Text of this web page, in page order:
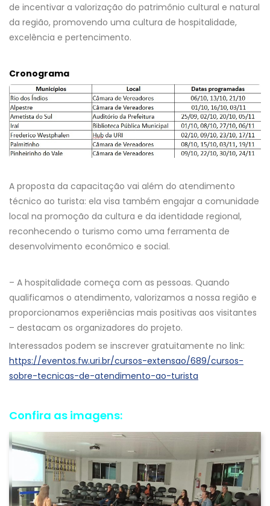
de incentivar a valorização do patrimônio cultural e natural
da região, promovendo uma cultura de hospitalidade,
excelência e pertencimento.
Cronograma
A proposta da capacitação vai além do atendimento
técnico ao turista: ela visa também engajar a comunidade
local na promoção da cultura e da identidade regional,
reconhecendo o turismo como uma ferramenta de
desenvolvimento econômico e social.
– A hospitalidade começa com as pessoas. Quando
qualificamos o atendimento, valorizamos a nossa região e
proporcionamos experiências mais positivas aos visitantes
– destacam os organizadores do projeto.
Interessados podem se inscrever gratuitamente no link:
https://eventos.fw.uri.br/cursos-extensao/689/cursos-
sobre-tecnicas-de-atendimento-ao-turista
Confira as imagens: